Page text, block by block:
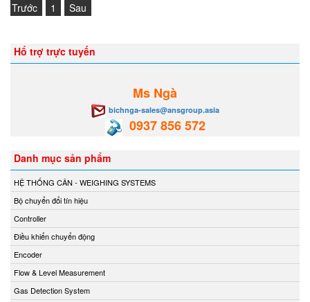
Trước 1 Sau
Hổ trợ trực tuyến
Ms Ngà
bichnga-sales@ansgroup.asia
0937 856 572
Danh mục sản phẩm
HỆ THỐNG CÂN - WEIGHING SYSTEMS
Bộ chuyển đổi tín hiệu
Controller
Điều khiển chuyển động
Encoder
Flow & Level Measurement
Gas Detection System